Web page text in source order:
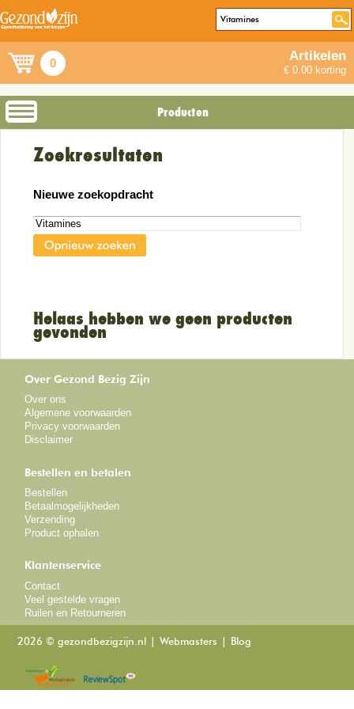
0 Artikelen
€ 0.00 korting
Producten
Zoekresultaten
Nieuwe zoekopdracht
Helaas hebben we geen producten
gevonden
Over Gezond Bezig Zijn
Over ons
Algemene voorwaarden
Privacy voorwaarden
Disclaimer
Bestellen en betalen
Bestellen
Betaalmogelijkheden
Verzending
Product ophalen
Klantenservice
Contact
Veel gestelde vragen
Ruilen en Retourneren
2026 © gezondbezigzijn.nl Webmasters Blog